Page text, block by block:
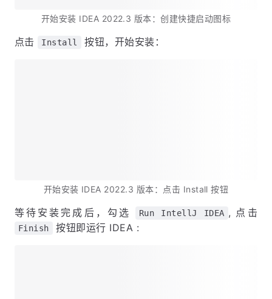
开始安装 IDEA 2022.3 版本：创建快捷启动图标
点击 Install 按钮，开始安装：
开始安装 IDEA 2022.3 版本：点击 Install 按钮
等待安装完成后，勾选 Run IntellJ IDEA , 点击
Finish 按钮即运行 IDEA :